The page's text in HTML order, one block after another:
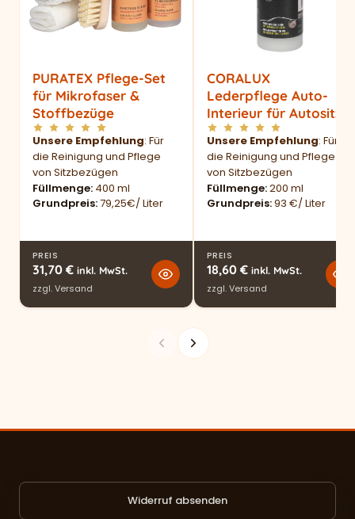
PURATEX Pflege-Set
für Mikrofaser &
Stoffbezüge
Unsere Empfehlung: Für
die Reinigung und Pflege
von Sitzbezügen
Füllmenge 400 ml
Grundpreis 79,25€/ Liter
PREIS
31,70 € inkl. MwSt.
zzgl.Versand
CORALUX
Lederpflege Auto-
Interieur für Autositze
Unsere Empfehlung: Für
die Reinigung und Pflege
von Sitzbezügen
Füllmenge 200 ml
Grundpreis 93 €/ Liter
PREIS
18,60 € inkl. MwSt.
zzgl.Versand
Widerruf absenden